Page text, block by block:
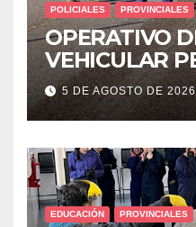
POLICIALES PROVINCIALES
OPERATIVO
VEHICULAR
LOCALIZAR A
CON PEDIDO
5 DE AGOSTO DE 2026
EDUCACIÓN PROVINCIALES